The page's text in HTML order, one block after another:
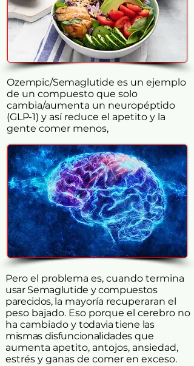
Ozempic/Semaglutide es un ejemplo
de un compuesto que solo
cambia/aumenta un neuropéptido
(GLP-1) y así reduce el apetito y la
gente comer menos,
Pero el problema es, cuando termina
usar Semaglutide y compuestos
parecidos, la mayoría recuperaran el
peso bajado. Eso porque el cerebro no
ha cambiado y todavia tiene las
mismas disfuncionalidades que
aumenta apetito, antojos, ansiedad,
estrés y ganas de comer en exceso.